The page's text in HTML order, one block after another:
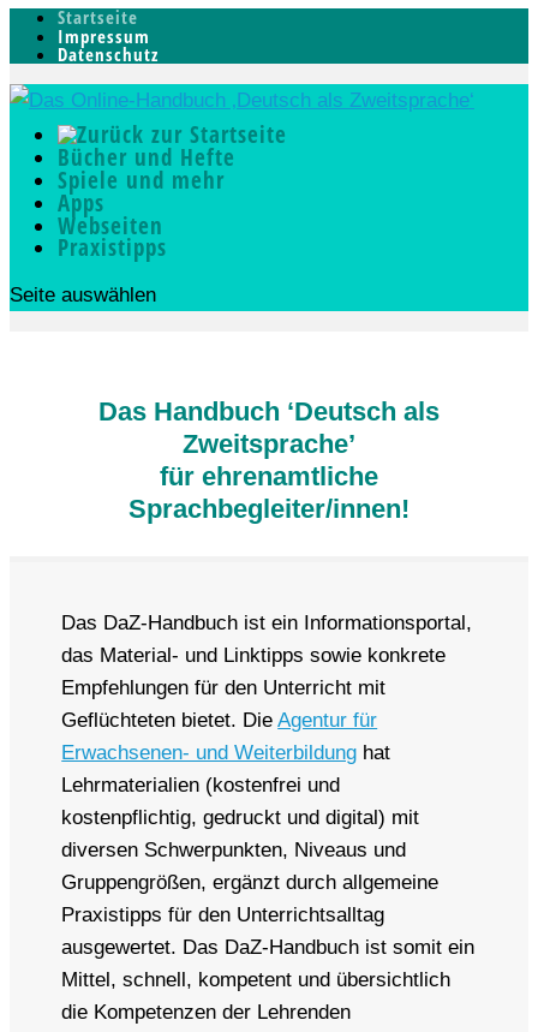
Startseite
Impressum
Datenschutz
Bücher und Hefte
Spiele und mehr
Apps
Webseiten
Praxistipps
Seite auswählen
Das Handbuch ‘Deutsch als
Zweitsprache’
für ehrenamtliche
Sprachbegleiter/innen!
Das DaZ-Handbuch ist ein Informationsportal,
das Material- und Linktipps sowie konkrete
Empfehlungen für den Unterricht mit
Geflüchteten bietet. DieAgentur für
Erwachsenen- und Weiterbildung hat
Lehrmaterialien (kostenfrei und
kostenpflichtig, gedruckt und digital) mit
diversen Schwerpunkten, Niveaus und
Gruppengrößen, ergänzt durch allgemeine
Praxistipps für den Unterrichtsalltag
ausgewertet. Das DaZ-Handbuch ist somit ein
Mittel, schnell, kompetent und übersichtlich
die Kompetenzen der Lehrenden